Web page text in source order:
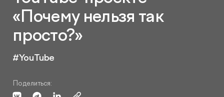
Аудит контекстной рекламы
SEO-продвижение
SEO-аудит сайта
Вывод сайта из-под фильтров и санкций
GEO-продвижение
Таргетированная реклама
Digital Marketing
Комплексный digital-маркетинг
Веб-аналитика
«Почему нельзя так
просто?»
#YouTube
Поделиться: